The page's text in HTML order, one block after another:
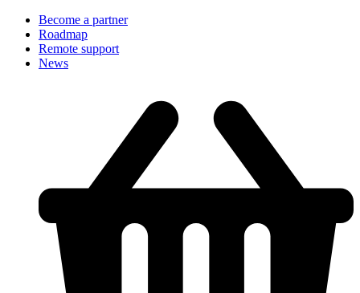
Become a partner
Roadmap
Remote support
News